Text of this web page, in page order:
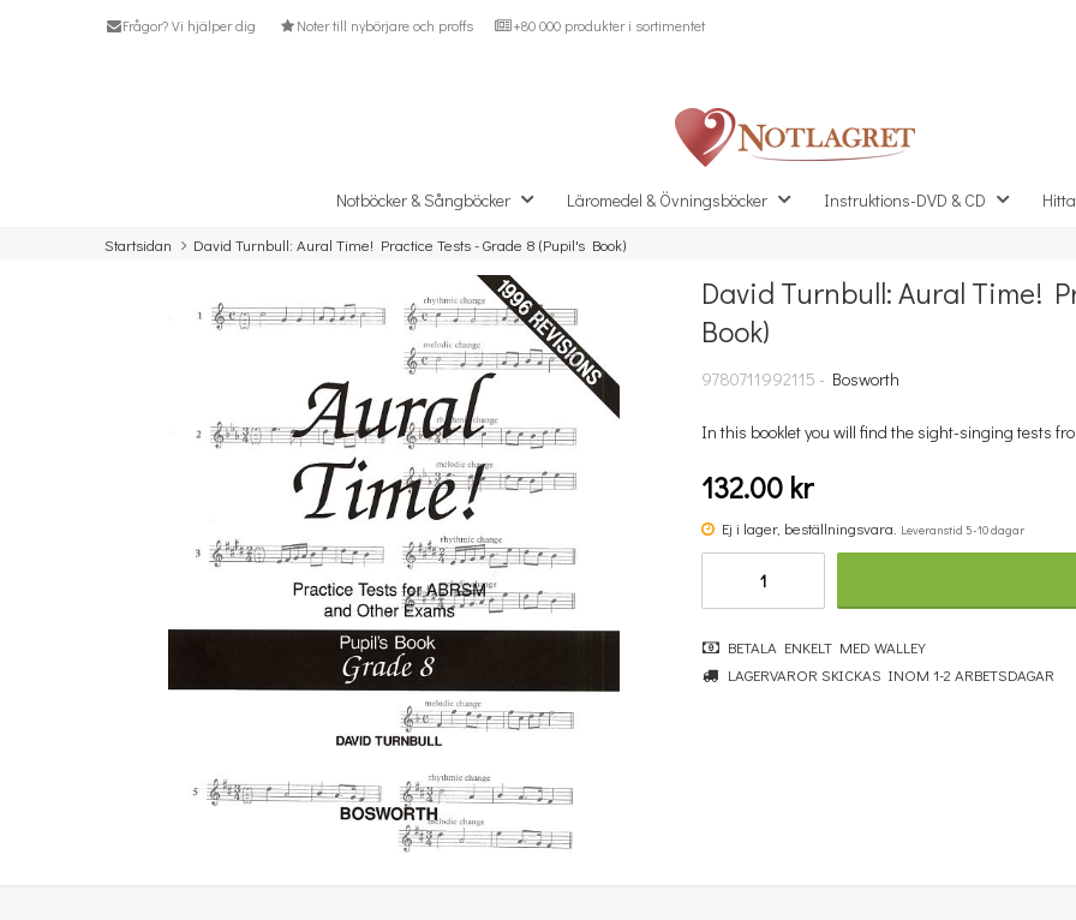
Frågor? Vi hjälper dig Noter till nybörjare och proffs +80 000 produkter i sortimentet
Notböcker & Sångböcker Läromedel & Övningsböcker Instruktions-DVD & CD
Startsidan David Turnbull: Aural Time! Practice Tests - Grade 8 (Pupil's Book)
Missa inte detta...
Benjamin Britten: Simple Symphony For String Orchestra - Study Score
David Turnbull: Aural Time!
Book)
9780711992115 - Bosworth
In this booklet you will find the sight-singing tests
132.00 kr
Ej i lager, beställningsvara. Leveranstid 5-10 dagar
BETALA ENKELT MED WALLEY
LAGERVAROR SKICKAS INOM 1-2 ARBETSDAGAR